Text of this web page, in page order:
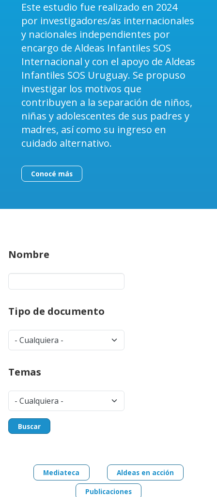
Este estudio fue realizado en 2024
por investigadores/as internacionales
y nacionales independientes por
encargo de Aldeas Infantiles SOS
Internacional y con el apoyo de Aldeas
Infantiles SOS Uruguay. Se propuso
investigar los motivos que
contribuyen a la separación de niños,
niñas y adolescentes de sus padres y
madres, así como su ingreso en
cuidado alternativo.
Conocé más
Nombre
Tipo de documento
Temas
Buscar
Mediateca Aldeas en acción
Publicaciones